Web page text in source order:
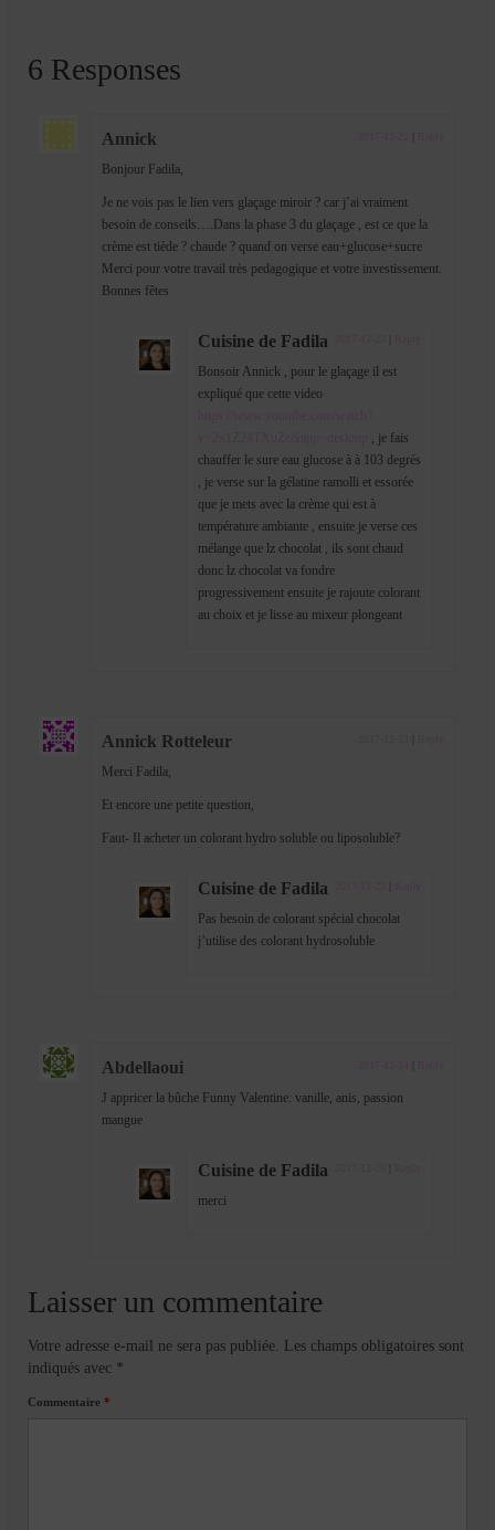
6 Responses
Annick
Bonjour Fadila,
Je ne vois pas le lien vers glaçage miroir ? car j’ai vraiment
besoin de conseils….Dans la phase 3 du glaçage , est ce que la
crème est tiède ? chaude ? quand on verse eau+glucose+sucre
Merci pour votre travail très pedagogique et votre investissement.
Bonnes fêtes
Cuisine de Fadila
Bonsoir Annick , pour le glaçage il est
expliqué que cette video
, je fais
chauffer le sure eau glucose à à 103 degrés
, je verse sur la gélatine ramolli et essorée
que je mets avec la crème qui est à
température ambiante , ensuite je verse ces
mélange que lz chocolat , ils sont chaud
donc lz chocolat va fondre
progressivement ensuite je rajoute colorant
au choix et je lisse au mixeur plongeant
Annick Rotteleur
Merci Fadila,
Et encore une petite question,
Faut- Il acheter un colorant hydro soluble ou liposoluble?
Cuisine de Fadila
Pas besoin de colorant spécial chocolat
j’utilise des colorant hydrosoluble
Abdellaoui
J appricer la bûche Funny Valentine: vanille, anis, passion
mangue
Cuisine de Fadila
merci
Laisser un commentaire
Votre adresse e-mail ne sera pas publiée. Les champs obligatoires sont
indiqués avec *
Commentaire *